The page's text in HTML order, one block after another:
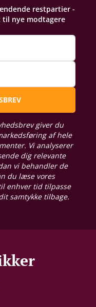
restpartier -
til nye modtagere
giver du
af hele
Vi analyserer
dig relevante
vi behandler de
du læse vores
enhver tid tilpasse
samtykke tilbage.